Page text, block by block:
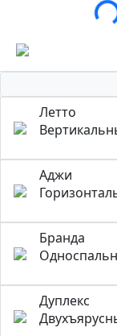
Летто
Аджи
Бранда
Дуплекс